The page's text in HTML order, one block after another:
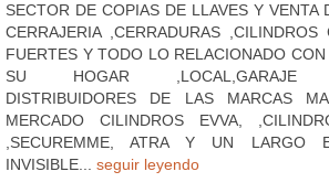
SECTOR DE COPIAS DE LLAVES Y VENTA
CERRAJERIA ,CERRADURAS ,CILINDROS
FUERTES Y TODO LO RELACIONADO
SU HOGAR ,LOCAL,GARAJE
DISTRIBUIDORES DE LAS MARCAS
MERCADO CILINDROS EVVA,
,SECUREMME, ATRA Y UN LARGO
INVISIBLE... seguir leyendo